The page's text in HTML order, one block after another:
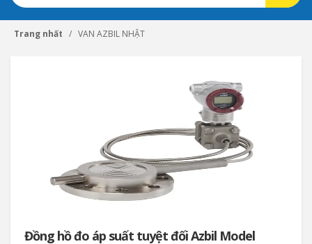
Trang nhất VAN AZBIL NHẬT
Đồng hồ đo áp suất tuyệt đối Azbil Model